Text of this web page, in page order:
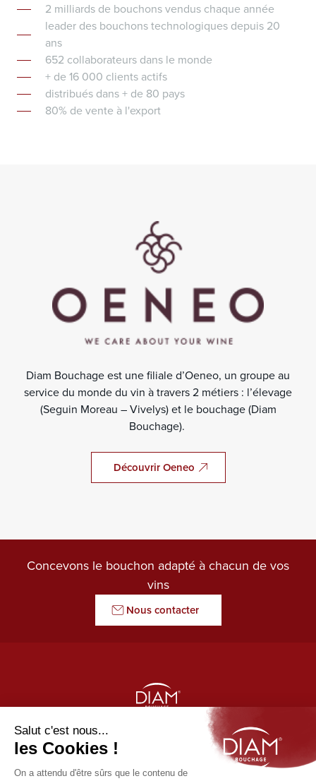
2 milliards de bouchons vendus chaque année
leader des bouchons technologiques depuis 20
ans
652 collaborateurs dans le monde
+ de 16 000 clients actifs
distribués dans + de 80 pays
80% de vente à l'export
Diam Bouchage est une filiale d’Oeneo, un groupe au
service du monde du vin à travers 2 métiers : l’élevage
(Seguin Moreau – Vivelys) et le bouchage (Diam
Bouchage).
Découvrir Oeneo
Concevons le bouchon adapté à chacun de vos
vins
Nous contacter
LE GARDIEN DES ARÔMES